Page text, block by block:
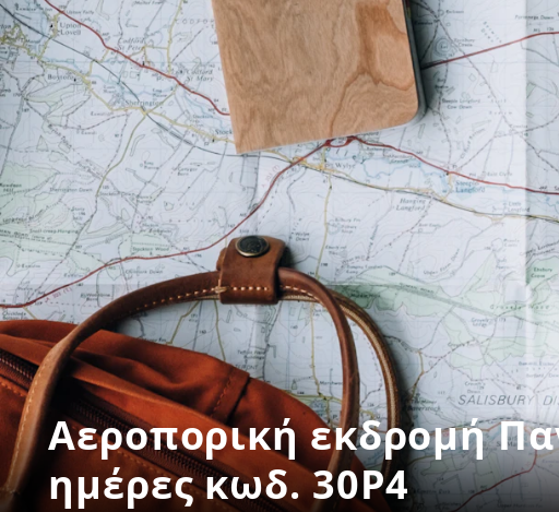
Αεροπορική εκδρομή
ημέρες κωδ. 30P4